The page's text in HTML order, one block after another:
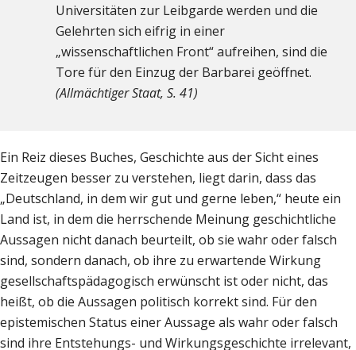
Universitäten zur Leibgarde werden und die
Gelehrten sich eifrig in einer
„wissenschaftlichen Front“ aufreihen, sind die
Tore für den Einzug der Barbarei geöffnet.
(Allmächtiger Staat, S. 41)
Ein Reiz dieses Buches, Geschichte aus der Sicht eines
Zeitzeugen besser zu verstehen, liegt darin, dass das
„Deutschland, in dem wir gut und gerne leben,“ heute ein
Land ist, in dem die herrschende Meinung geschichtliche
Aussagen nicht danach beurteilt, ob sie wahr oder falsch
sind, sondern danach, ob ihre zu erwartende Wirkung
gesellschaftspädagogisch erwünscht ist oder nicht, das
heißt, ob die Aussagen politisch korrekt sind. Für den
epistemischen Status einer Aussage als wahr oder falsch
sind ihre Entstehungs- und Wirkungsgeschichte irrelevant,